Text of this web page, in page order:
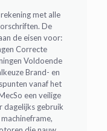
met alle
De
de eisen voor:
Correcte
Voldoende
Brand- en
vanaf het
een veilige
dagelijks gebruik